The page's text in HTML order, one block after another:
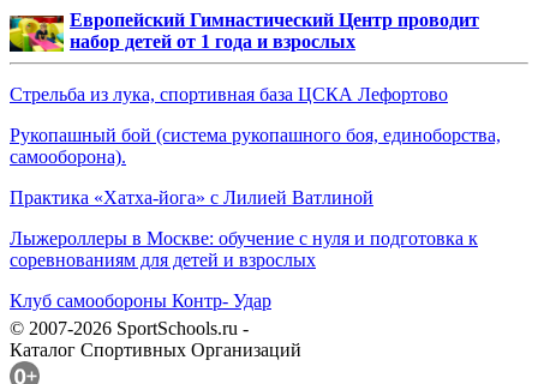
Европейский Гимнастический Центр проводит
набор детей от 1 года и взрослых
Стрельба из лука, спортивная база ЦСКА Лефортово
Рукопашный бой (система рукопашного боя, единоборства,
самооборона).
Практика «Хатха-йога» с Лилией Ватлиной
Лыжероллеры в Москве: обучение с нуля и подготовка к
соревнованиям для детей и взрослых
Клуб самообороны Контр- Удар
© 2007-2026 SportSchools.ru -
Каталог Спортивных Организаций